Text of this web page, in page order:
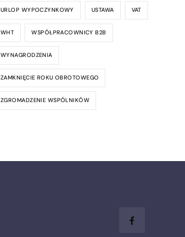
URLOP WYPOCZYNKOWY USTAWA VAT
WHT WSPÓŁPRACOWNICY B2B
WYNAGRODZENIA
ZAMKNIĘCIE ROKU OBROTOWEGO
ZGROMADZENIE WSPÓLNIKÓW